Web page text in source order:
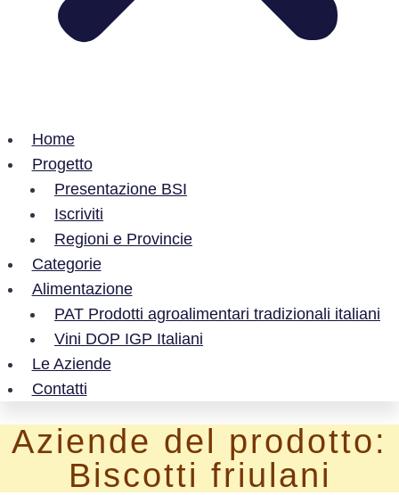
Home
Progetto
Presentazione BSI
Iscriviti
Regioni e Provincie
Categorie
Alimentazione
PAT Prodotti agroalimentari tradizionali italiani
Vini DOP IGP Italiani
Le Aziende
Contatti
Aziende del prodotto:
Biscotti friulani